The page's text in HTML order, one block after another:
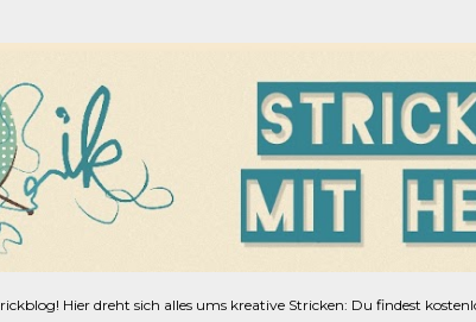
Hier dreht sich alles ums kreative Stricken: Du findest